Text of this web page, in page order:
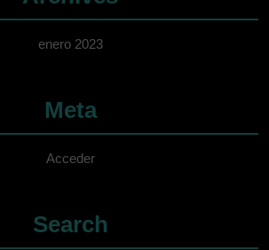
enero 2023
Meta
Acceder
Search